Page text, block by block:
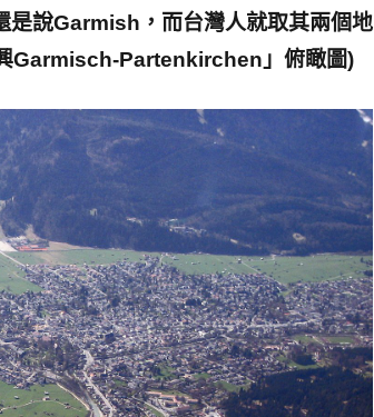
是說Garmish，而台灣人就取其兩個地
Garmisch-Partenkirchen」俯瞰圖)